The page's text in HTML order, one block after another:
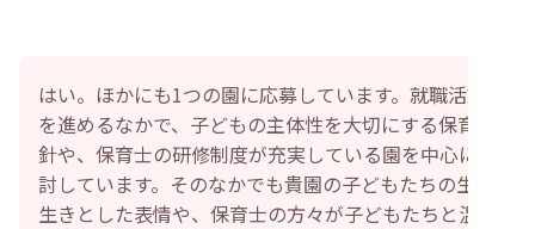
はい。ほかにも1つの園に応募しています。就職活動
を進めるなかで、子どもの主体性を大切にする保育方
針や、保育士の研修制度が充実している園を中心に検
討しています。そのなかでも貴園の子どもたちの生き
生きとした表情や、保育士の方々が子どもたちと温か